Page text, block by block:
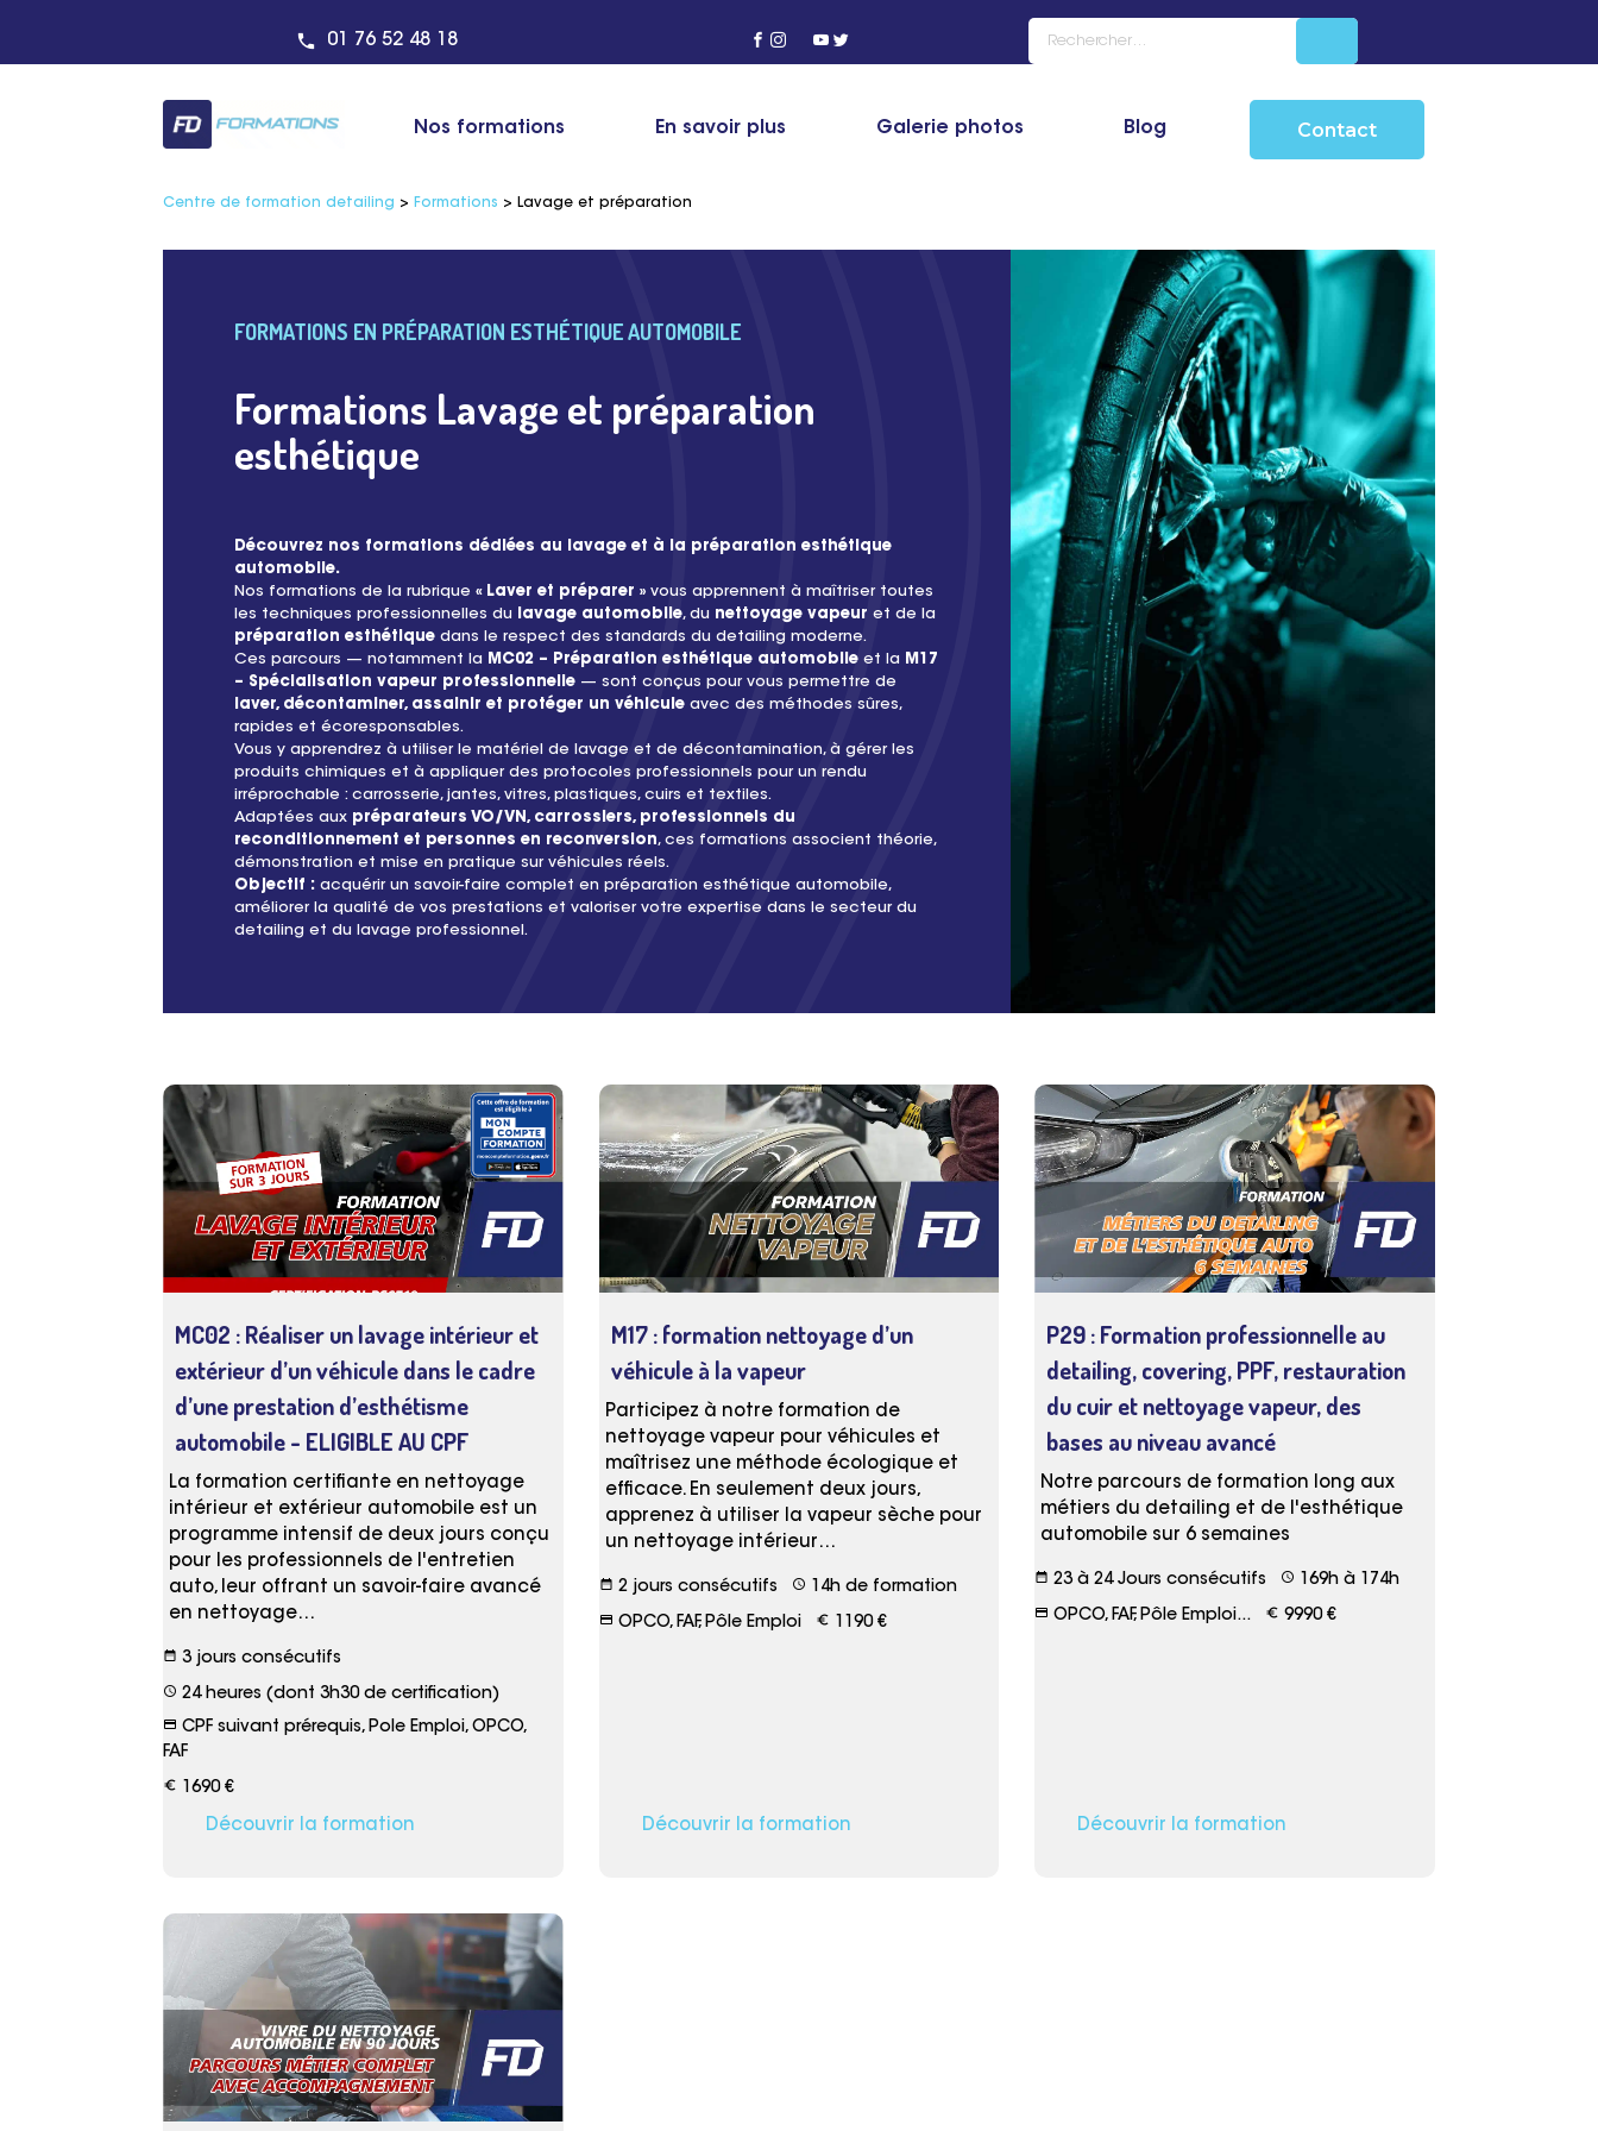
01 76 52 48 18
Nos formations En savoir plus Galerie photos Blog Contact
Centre de formation detailing > Formations > Lavage et préparation
FORMATIONS EN PRÉPARATION ESTHÉTIQUE AUTOMOBILE
Formations Lavage et préparation
esthétique
Découvrez nos formations dédiées au lavage et à la préparation esthétique
automobile.
Nos formations de la rubrique « Laver et préparer » vous apprennent à maîtriser toutes
les techniques professionnelles du
lavage automobile, du nettoyage vapeur et de la
préparation esthétique dans le respect des standards du detailing moderne.
Ces parcours — notamment la
MC02 – Préparation esthétique automobile et la
M17
– Spécialisation vapeur professionnelle — sont conçus pour vous permettre de
laver, décontaminer, assainir et protéger un véhicule avec des méthodes sûres,
rapides et écoresponsables.
Vous y apprendrez à utiliser le matériel de lavage et de décontamination, à gérer les
produits chimiques et à appliquer des protocoles professionnels pour un rendu
irréprochable : carrosserie, jantes, vitres, plastiques, cuirs et textiles.
Adaptées aux préparateurs VO/VN, carrossiers, professionnels du
reconditionnement et personnes en reconversion, ces formations associent théorie,
démonstration et mise en pratique sur véhicules réels.
Objectif : acquérir un savoir-faire complet en préparation esthétique automobile,
améliorer la qualité de vos prestations et valoriser votre expertise dans le secteur du
detailing et du lavage professionnel.
MC02 : Réaliser un lavage intérieur et
extérieur d’un véhicule dans le cadre
d’une prestation d’esthétisme
automobile- ELIGIBLE AU CPF
La formation certifiante en nettoyage
intérieur et extérieur automobile est un
programme intensif de deux jours conçu
pour les professionnels de l'entretien
auto, leur offrant un savoir-faire avancé
en nettoyage…
date_range 3 jours consécutifs
schedule 24 heures (dont 3h30 de certification)
credit_card CPF suivant prérequis, Pole Emploi, OPCO,
FAF
euro_symbol 1690 €
Découvrir la formation
M17 : formation nettoyage d’un
véhicule à la vapeur
Participez à notre formation de
nettoyage vapeur pour véhicules et
maîtrisez une méthode écologique et
efficace. En seulement deux jours,
apprenez à utiliser la vapeur sèche pour
un nettoyage intérieur…
date_range 2 jours consécutifs schedule 14h de formation
credit_card OPCO, FAF, Pôle Emploi euro_symbol 1190 €
Découvrir la formation
P29 : Formation professionnelle au
detailing, covering, PPF, restauration
du cuir et nettoyage vapeur, des
bases au niveau avancé
Notre parcours de formation long aux
métiers du detailing et de l'esthétique
automobile sur 6 semaines
date_range 23 à 24 Jours consécutifs schedule 169h à 174h
credit_card OPCO, FAF, Pôle Emploi... euro_symbol 9990 €
Découvrir la formation